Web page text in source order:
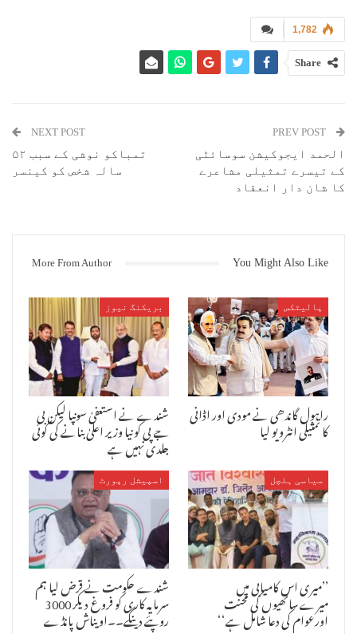
ممبئی : آئندہ پارلیمانی انتخاب میں یونائٹیڈ ری پبلکن پارٹی نے
کانگریس وراشٹروادی کانگریس پارٹی کو بغیر شرط کے حمایت دینے کا اعلان
کیا ہے ۔ یونائٹیڈ ری پبلکن پارٹی کے قوی صدر تان سین نناورے اور
پرست طاقتوں کو شکشت دینے کے لئے کانگریس وراشٹروادی کانگریس کو اپنی
یونائٹیڈ ری پبلکن پارٹی کے اس وفد میں نتن مورے ، آنند راؤنربھونے ،
بالا صاحب نرملے ، پرشانت ناندگاؤنکر ، اتم راؤگائیکواڑ ، ایڈووکیٹ
یونائٹیڈ ری پبلکن پارٹی کا شکریہ ادا کرتے ہوئے حزبِ مخالف کے اتحاد
میں ان کا استقبال کیا ۔
1,782
Share
الحمد ایجوکیشن سوسائٹی
کے تیسرے تمثیلی مشاعرے
کا شان دار انعقاد
NEXT POST
تمباکو نوشی کے سبب ۵۲
سالہ شخص کو کینسر
You Might Also Like
More From Author
پالیٹکس
راہول گاندھی نے مودی اور اڈانی
کا تمثیلی انٹرویو لیا
بریکنگ نیوز
شندے نے استعفیٰ سونپا لیکن بی
جے پی کو نیا وزیر اعلیٰ بنانے کی کوئی
جلدی نہیں ہے
سیاسی ہلچل
’’میری اس کامیابی میں
میرےساتھیوں کی محنت
اورعوام کی دعا شامل ہے‘‘
اسپیشل رپورٹ
شندے حکومت نے قرض لیا ہم
سرمایہ کاری کو فروغ دیکر 3000
روپئے دینگے۔۔اویناش پانڈے